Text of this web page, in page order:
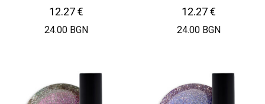
12.27€
24.00 BGN
12.27€
24.00 BGN